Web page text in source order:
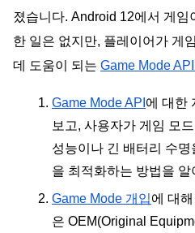
졌습니다. Android 12에서 게임
한 일은 없지만, 플레이어가 게
데 도움이 되는 Game Mode
Game Mode API 에 대한
보고, 사용자가 게임 모
성능이나 긴 배터리 수
을 최적화하는 방법을 알
Game Mode 개입에 대
은 OEM(Original